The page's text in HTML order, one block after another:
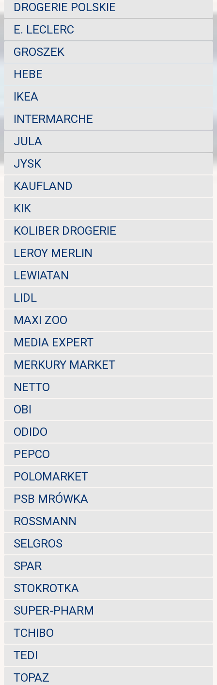
DROGERIE POLSKIE
E. LECLERC
GROSZEK
HEBE
IKEA
INTERMARCHE
JULA
JYSK
KAUFLAND
KIK
KOLIBER DROGERIE
LEROY MERLIN
LEWIATAN
LIDL
MAXI ZOO
MEDIA EXPERT
MERKURY MARKET
NETTO
OBI
ODIDO
PEPCO
POLOMARKET
PSB MRÓWKA
ROSSMANN
SELGROS
SPAR
STOKROTKA
SUPER-PHARM
TCHIBO
TEDI
TOPAZ